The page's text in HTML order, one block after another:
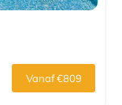
Vanaf €809